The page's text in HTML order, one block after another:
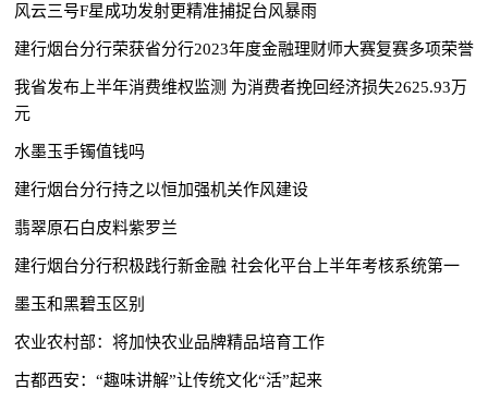
风云三号F星成功发射更精准捕捉台风暴雨
建行烟台分行荣获省分行2023年度金融理财师大赛复赛多项荣誉
我省发布上半年消费维权监测 为消费者挽回经济损失2625.93万
元
水墨玉手镯值钱吗
建行烟台分行持之以恒加强机关作风建设
翡翠原石白皮料紫罗兰
建行烟台分行积极践行新金融 社会化平台上半年考核系统第一
墨玉和黑碧玉区别
农业农村部：将加快农业品牌精品培育工作
古都西安：“趣味讲解”让传统文化“活”起来